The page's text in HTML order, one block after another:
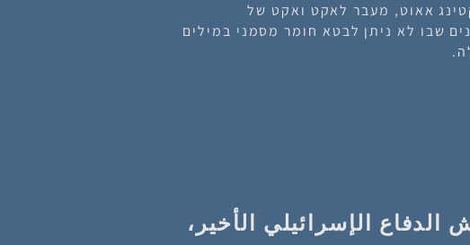
אאוט, מעבר לאקט ואקט של
שבו לא ניתן לבטא חומר מסמני במילים
الإسرائيلي الأخير،